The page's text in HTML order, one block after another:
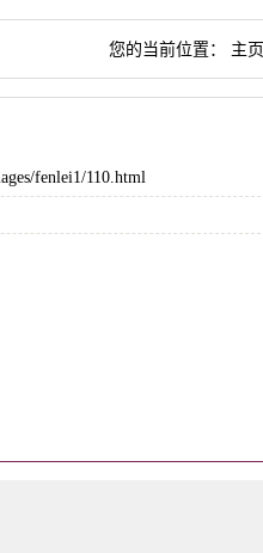
您的当前位置： 主页
fenlei1/110.html